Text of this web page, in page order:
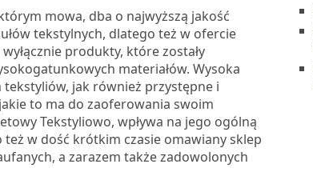
mowa, dba o najwyższą jakość
tekstylnych, dlatego też w ofercie
produkty, które zostały
materiałów. Wysoka
tekstyliów, jak również przystępne i
to ma do zaoferowania swoim
Tekstyliowo, wpływa na jego ogólną
w dość krótkim czasie omawiany sklep
a zarazem także zadowolonych